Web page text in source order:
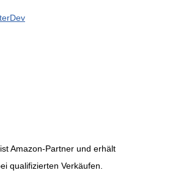
Amazon-Partner und erhält
qualifizierten Verkäufen.